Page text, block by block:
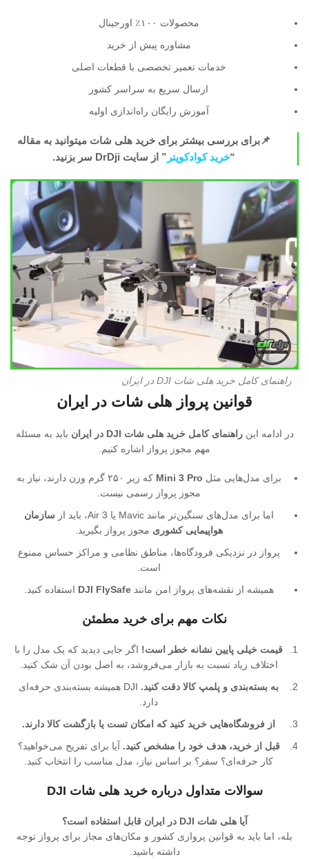
محصولات ۱۰۰٪ اورجینال
مشاوره پیش از خرید
خدمات تعمیر تخصصی با قطعات اصلی
ارسال سریع به سراسر کشور
آموزش رایگان راه‌اندازی اولیه
📌برای بررسی بیشتر برای خرید هلی شات میتوانید به مقاله
“خرید کوادکوپتر ” از سایت DrDji سر بزنید.
راهنمای کامل خرید هلی شات DJI در ایران
قوانین پرواز هلی شات در ایران
در ادامه اینراهنمای کامل خرید هلی شات DJI در ایران
باید به مسئله
مهم مجوز پرواز اشاره کنیم.
برای مدل‌هایی مثل Mini 3 Pro
که زیر ۲۵۰ گرم وزن دارند، نیاز به
مجوز پرواز رسمی نیست.
اما برای مدل‌های سنگین‌تر مانند Mavic یا Air 3، باید از
سازمان
هواپیمایی کشوری مجوز پرواز بگیرید.
پرواز در نزدیکی فرودگاه‌ها، مناطق نظامی و مراکز حساس ممنوع
است.
همیشه از نقشه‌های پرواز امن مانندDJI FlySafe استفاده کنید.
نکات مهم برای خرید مطمئن
قیمت خیلی پایین نشانه خطر است! اگر جایی دیدید که یک مدل را با
اختلاف زیاد نسبت به بازار می‌فروشد، به اصل بودن آن شک کنید.
به بسته‌بندی و پلمپ کالا دقت کنید.
DJI همیشه بسته‌بندی حرفه‌ای
دارد.
از فروشگاه‌هایی خرید کنید که امکان تست یا بازگشت کالا دارند.
قبل از خرید، هدف خود را مشخص کنید. آیا برای تفریح می‌خواهید؟
کار حرفه‌ای؟ سفر؟ بر اساس نیاز، مدل مناسب را انتخاب کنید.
سوالات متداول درباره خرید هلی شات DJI
آیا هلی شات DJI در ایران قابل استفاده است؟
بله، اما باید به قوانین پروازی کشور و مکان‌های مجاز برای پرواز توجه
داشته باشید.